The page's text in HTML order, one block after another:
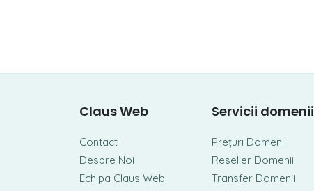
Claus Web
Contact
Despre Noi
Echipa Claus Web
Servicii domenii
Prețuri Domenii
Reseller Domenii
Transfer Domenii